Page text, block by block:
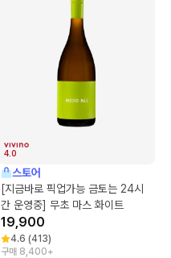
4.0
스토어
[지금바로 픽업가능 금토는 24시
간 운영중] 무초 마스 화이트
19,900
4.6 (413)
구매 8,400+